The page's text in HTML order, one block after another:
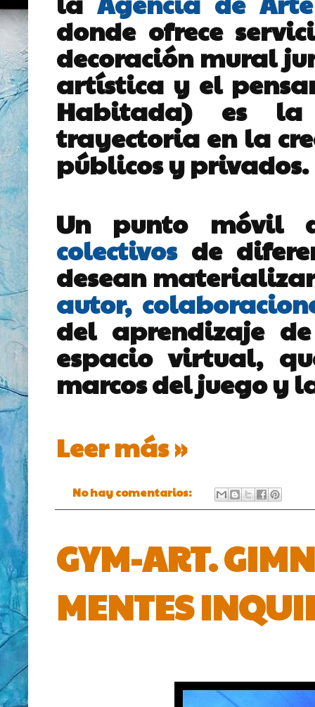
donde ofrece
decoración mural
artística y el
Habitada) es la
trayectoria en la
públicos y privados.
Un punto móvil
colectivosde
desean
autor,
del aprendizaje
espacio virtual,
marcos del juego y
Leer más »
No hay comentarios:
GYM-ART.
MENTES